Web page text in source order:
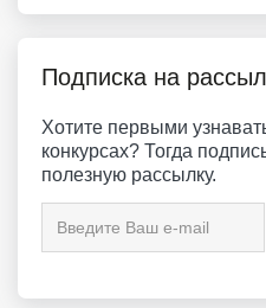
Подписка на
Хотите первыми
конкурсах? Тогда
полезную рассылку.